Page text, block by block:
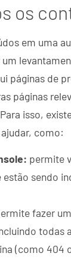
os
em uma
páginas de
páginas
isso,
como:
permite
sendo
fazer
todas
(como 404